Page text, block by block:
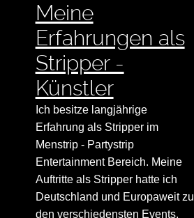
Meine
Erfahrungen als
Stripper -
Künstler
Ich besitze langjährige
Erfahrung als Stripper im
Menstrip - Partystrip
Entertainment Bereich. Meine
Auftritte als Stripper hatte ich
Deutschland und Europaweit zu
den verschiedensten Events.